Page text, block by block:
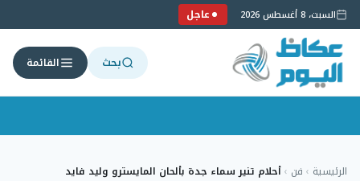
السبت، 8 أغسطس 2026 عاجل
بحث القائمة
إلىالرئيسية › فن ›أحلام تنير سماء جدة بألحان المايسترو وليد فايد